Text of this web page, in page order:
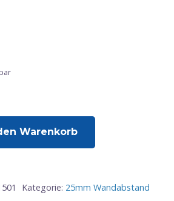
Warenkorb
Kategorie: 25mm Wandabstand